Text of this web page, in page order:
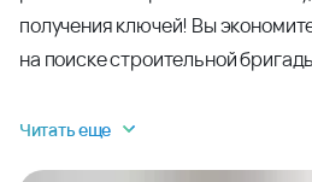
получения ключей! Вы
на поиске строительной
Читать еще